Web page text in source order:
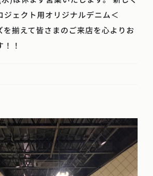
ジェクト用オリジナルデニム＜
揃えて皆さまのご来店を心よりお
！